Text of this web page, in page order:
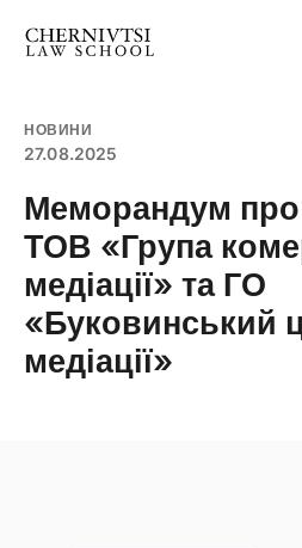
НОВИНИ
27.08.2025
Меморандум про
ТОВ «Група
медіації» та ГО
«Буковинський
медіації»